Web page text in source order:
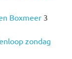
Boxmeer 3
zondag